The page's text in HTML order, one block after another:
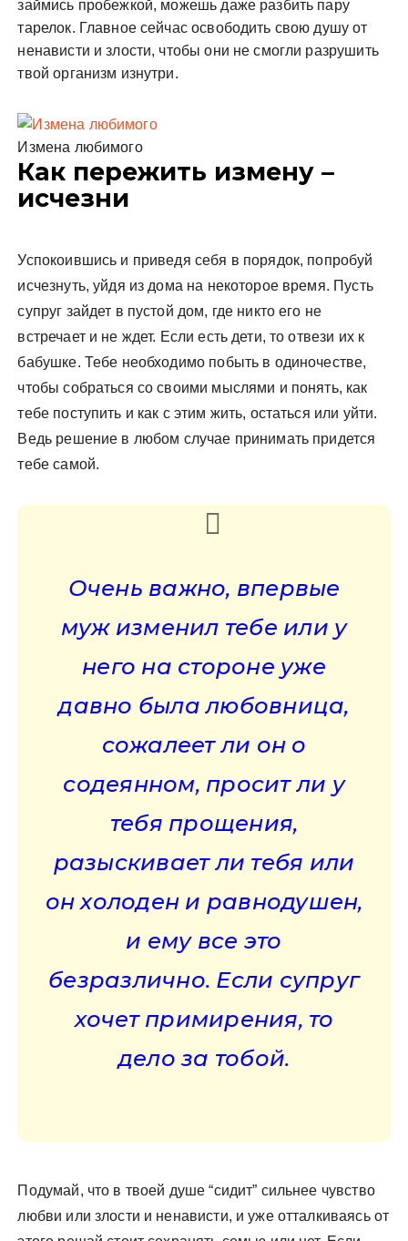
займись пробежкой, можешь даже разбить пару
тарелок. Главное сейчас освободить свою душу от
ненависти и злости, чтобы они не смогли разрушить
твой организм изнутри.
Измена любимого
Как пережить измену –
исчезни
Успокоившись и приведя себя в порядок, попробуй
исчезнуть, уйдя из дома на некоторое время. Пусть
супруг зайдет в пустой дом, где никто его не
встречает и не ждет. Если есть дети, то отвези их к
бабушке. Тебе необходимо побыть в одиночестве,
чтобы собраться со своими мыслями и понять, как
тебе поступить и как с этим жить, остаться или уйти.
Ведь решение в любом случае принимать придется
тебе самой.
Очень важно, впервые
муж изменил тебе или у
него на стороне уже
давно была любовница,
сожалеет ли он о
содеянном, просит ли у
тебя прощения,
разыскивает ли тебя или
он холоден и равнодушен,
и ему все это
безразлично. Если супруг
хочет примирения, то
дело за тобой.
Подумай, что в твоей душе “сидит” сильнее чувство
любви или злости и ненависти, и уже отталкиваясь от